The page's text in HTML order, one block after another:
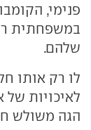
פנימי,
במשפחתית
שלהם.
לו רק אותו
לאיכויות של
הגה משולש